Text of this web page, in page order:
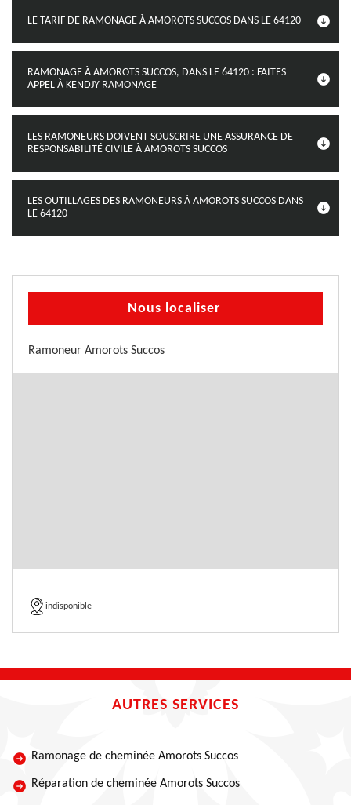
LE TARIF DE RAMONAGE À AMOROTS SUCCOS DANS LE 64120
RAMONAGE À AMOROTS SUCCOS, DANS LE 64120 : FAITES
APPEL À KENDJY RAMONAGE
LES RAMONEURS DOIVENT SOUSCRIRE UNE ASSURANCE DE
RESPONSABILITÉ CIVILE À AMOROTS SUCCOS
LES OUTILLAGES DES RAMONEURS À AMOROTS SUCCOS DANS
LE 64120
Nous localiser
Ramoneur Amorots Succos
indisponible
AUTRES SERVICES
Ramonage de cheminée Amorots Succos
Réparation de cheminée Amorots Succos